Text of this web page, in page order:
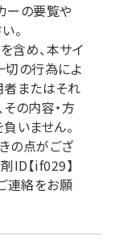
ーの要覧や
。
含め、本サイ
切の行為によ
者またはそれ
の内容・方
いません。
の点がござ
ID【if029】
連絡をお願